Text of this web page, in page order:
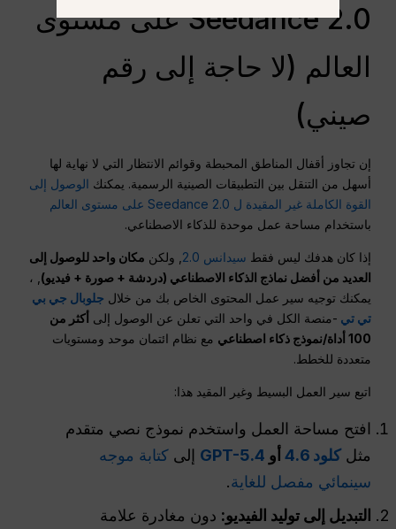
Seedance 2.0 على مستوى
العالم (لا حاجة إلى رقم
صيني)
إن تجاوز أقفال المناطق المحبطة وقوائم الانتظار التي لا نهاية لها
أسهل من التنقل بين التطبيقات الصينية الرسمية. يمكنك الوصول إلى
القوة الكاملة غير المقيدة ل Seedance 2.0 على مستوى العالم
باستخدام مساحة عمل موحدة للذكاء الاصطناعي.
إذا كان هدفك ليس فقط سيدانس 2.0 , ولكن مكان واحد للوصول إلى
العديد من أفضل نماذج الذكاء الاصطناعي (دردشة + صورة + فيديو) , ،
يمكنك توجيه سير عمل المحتوى الخاص بك من خلال جلوبال جي بي
تي تي -منصة الكل في واحد التي تعلن عن الوصول إلى أكثر من
100 أداة/نموذج ذكاء اصطناعي
مع نظام ائتمان موحد ومستويات
متعددة للخطط.
اتبع سير العمل البسيط وغير المقيد هذا:
افتح مساحة العمل واستخدم نموذج نصي متقدم
مثلكلود 4.6 أو GPT-5.4 إلىكتابة موجه
سينمائي مفصل للغاية.
التبديل إلى توليد الفيديو: دون مغادرة علامة